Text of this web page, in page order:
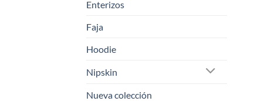
Enterizos
Faja
Hoodie
Nipskin
Nueva colección